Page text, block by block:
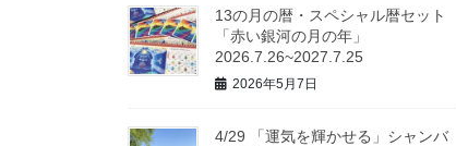
13の月の暦・スペシャル暦セット
「赤い銀河の月の年」
2026.7.26~2027.7.25
2026年5月7日
4/29 「運気を輝かせる」シャンバ